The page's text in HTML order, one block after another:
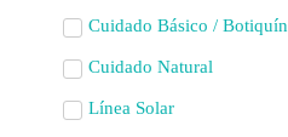
Cuidado Básico / Botiquín
Cuidado Natural
Línea Solar